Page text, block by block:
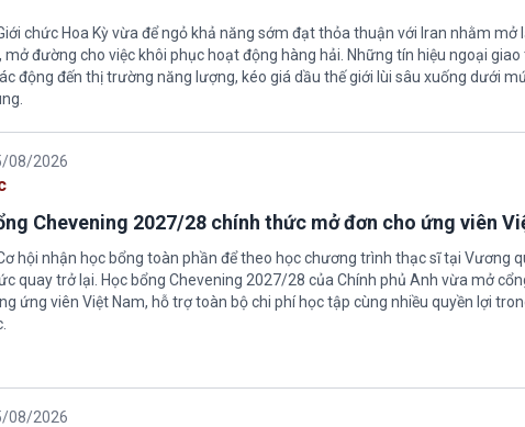
chức Hoa Kỳ vừa để ngỏ khả năng sớm đạt thỏa thuận với Iran nhằm mở
mở đường cho việc khôi phục hoạt động hàng hải. Những tín hiệu ngoại
động đến thị trường năng lượng, kéo giá dầu thế giới lùi sâu xuống dưới
08/2026
Chevening 2027/28 chính thức mở đơn cho ứng viên
hội nhận học bổng toàn phần để theo học chương trình thạc sĩ tại Vương
quay trở lại. Học bổng Chevening 2027/28 của Chính phủ Anh vừa mở
ứng viên Việt Nam, hỗ trợ toàn bộ chi phí học tập cùng nhiều quyền lợi
08/2026